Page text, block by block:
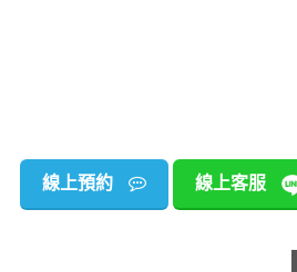
線上預約 線上客服